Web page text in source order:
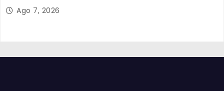
Ago 7, 2026